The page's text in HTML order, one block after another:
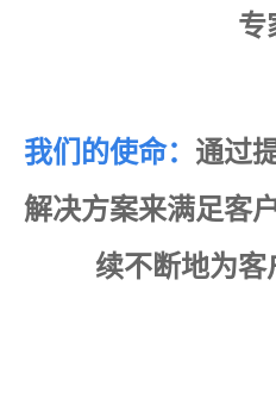
专
我们的使命： 通过
解决方案来满足客
续不断地为客